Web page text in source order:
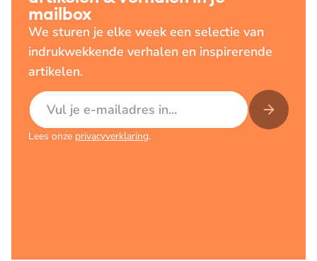
mailbox
We sturen je elke week een selectie van
indrukwekkende verhalen en inspirerende
artikelen.
E-mailadres
Lees onze privacyverklaring.